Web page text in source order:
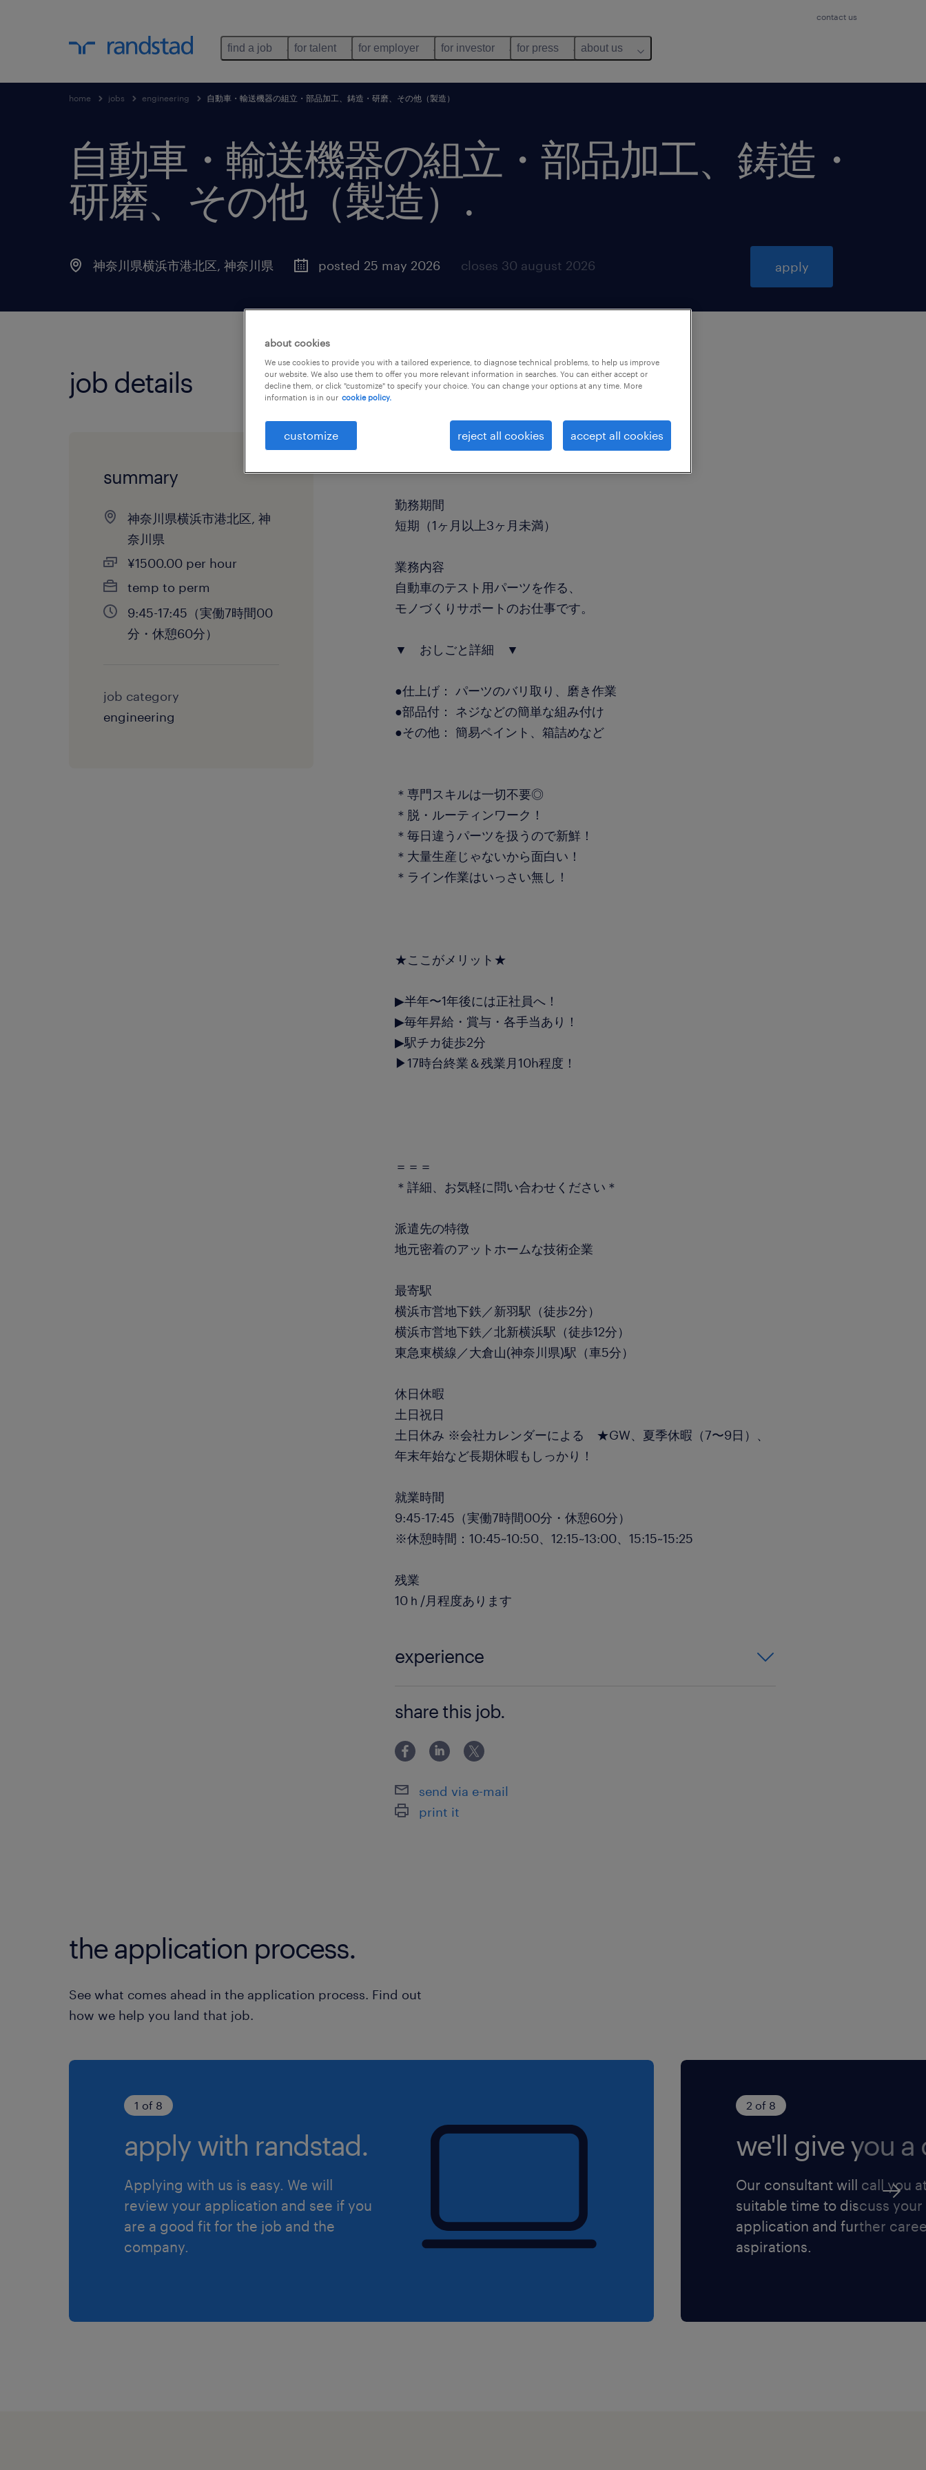
contact us
find a job for talent for employer for investor for press about us
home jobs engineering 自動車・輸送機器の組立・部品加工、鋳造・研磨、その他（製造）
自動車・輸送機器の組立・部品加工、鋳造・
研磨、その他（製造） .
神奈川県横浜市港北区, 神奈川県 posted 25 may 2026 closes 30 august 2026 apply
job details
summary
神奈川県横浜市港北区, 神
奈川県
¥1500.00 per hour
temp to perm
9:45-17:45（実働7時間00
分・休憩60分）
job category
engineering
勤務期間
短期（1ヶ月以上3ヶ月未満）
業務内容
自動車のテスト用パーツを作る、
モノづくりサポートのお仕事です。
▼ おしごと詳細 ▼
●仕上げ： パーツのバリ取り、磨き作業
●部品付： ネジなどの簡単な組み付け
●その他： 簡易ペイント、箱詰めなど
＊専門スキルは一切不要◎
＊脱・ルーティンワーク！
＊毎日違うパーツを扱うので新鮮！
＊大量生産じゃないから面白い！
＊ライン作業はいっさい無し！
★ここがメリット★
▶半年〜1年後には正社員へ！
▶毎年昇給・賞与・各手当あり！
▶駅チカ徒歩2分
▶17時台終業＆残業月10h程度！
＝＝＝
＊詳細、お気軽に問い合わせください＊
派遣先の特徴
地元密着のアットホームな技術企業
最寄駅
横浜市営地下鉄／新羽駅（徒歩2分）
横浜市営地下鉄／北新横浜駅（徒歩12分）
東急東横線／大倉山(神奈川県)駅（車5分）
休日休暇
土日祝日
土日休み ※会社カレンダーによる ★GW、夏季休暇（7〜9日）、
年末年始など長期休暇もしっかり！
就業時間
9:45-17:45（実働7時間00分・休憩60分）
※休憩時間：10:45~10:50、12:15~13:00、15:15~15:25
残業
10ｈ/月程度あります
experience
share this job.
send via e-mail
print it
the application process.
See what comes ahead in the application process. Find out
how we help you land that job.
1 of 8
apply with randstad.
Applying with us is easy. We will
review your application and see if you
are a good fit for the job and the
company.
2 of 8
we'll give you a
Our consultant will call you
suitable time to discuss your
application and further
aspirations.
about cookies
We use cookies to provide you with a tailored experience, to diagnose technical problems, to help us improve
our website. We also use them to offer you more relevant information in searches. You can either accept or
decline them, or click "customize" to specify your choice. You can change your options at any time. More
information is in our cookie policy.
customize reject all cookies accept all cookies